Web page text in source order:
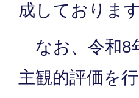
成しておりま
なお、令和8
主観的評価を